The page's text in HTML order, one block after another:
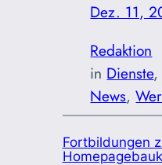
Dez. 11,
Redaktion
in Dienste,
News,
Fortbildungen